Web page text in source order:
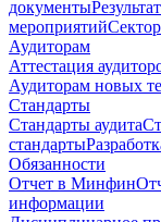
документы
мероприятий
Аудиторам
Аттестация
Аудиторам новых
Стандарты
Стандарты аудита
стандарты
Обязанности
Отчет в Минфин
информации